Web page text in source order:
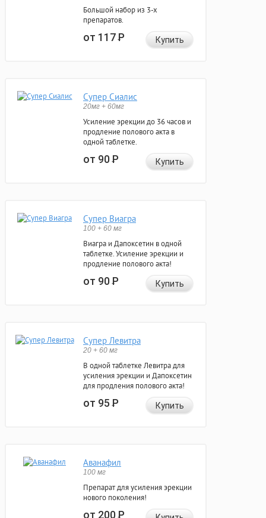
Большой набор из 3-х
препаратов.
от 117Р Купить
Супер Сиалис
20мг + 60мг
Усиление эрекции до 36 часов и
продление полового акта в
одной таблетке.
от 90Р Купить
Супер Виагра
100 + 60 мг
Виагра и Дапоксетин в одной
таблетке. Усиление эрекции и
продление полового акта!
от 90Р Купить
Супер Левитра
20 + 60 мг
В одной таблетке Левитра для
усиления эрекции и Дапоксетин
для продления полового акта!
от 95Р Купить
Аванафил
100 мг
Препарат для усиления эрекции
нового поколения!
от 200Р